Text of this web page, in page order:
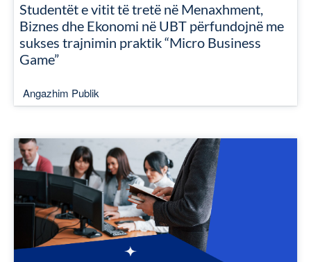
Studentët e vitit të tretë në Menaxhment,
Biznes dhe Ekonomi në UBT përfundojnë me
sukses trajnimin praktik “Micro Business
Game”
Angazhim Publik